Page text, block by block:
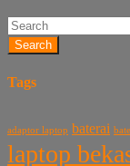
Search
Tags
adaptor laptop baterai
laptop